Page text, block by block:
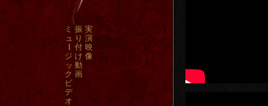
ミ
ュ
ジ
ッ
ク
ビ
デ
オ
振
り
付
け
動
画
実
演
映
像